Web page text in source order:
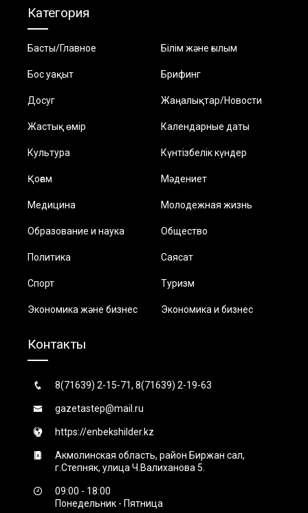
Категория
Басты/Главное Білім және ғылым
Бос уақыт Брифинг
Досуг Жаңалықтар/Новости
Жастық өмір Календарные даты
Культура Күнтізбелік күндер
Қоғам Мәдениет
Медицина Молодежная жизнь
Образование и наука Общество
Политика Саясат
Спорт Туризм
Экономика және бизнес Экономика и бизнес
Контакты
8(71639) 2-15-71, 8(71639) 2-19-63
gazetastep@mail.ru
https://enbekshilder.kz
Акмолинская область, район Биржан сал,
г.Степняк, улица Ч.Валиханова 5.
09:00 - 18:00
Понедельник - Пятница